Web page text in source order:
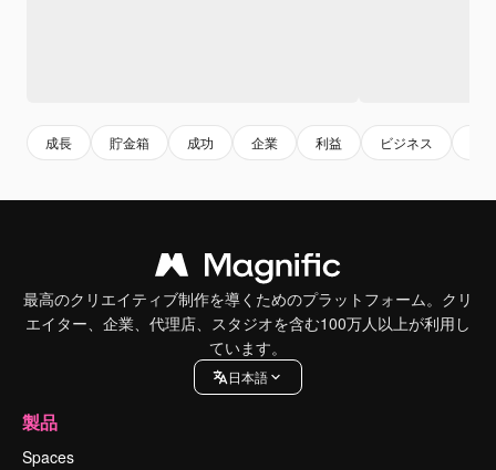
成長 貯金箱 成功 企業 利益 ビジネス
最高のクリエイティブ制作を導くためのプラットフォーム。クリ
エイター、企業、代理店、スタジオを含む100万人以上が利用し
ています。
日本語
製品
Spaces